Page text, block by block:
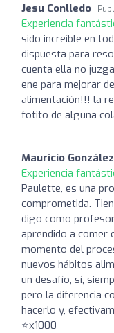
Jesu Conlledo
Experiencia
sido increíble en
dispuesta para
cuenta ella no
ene para mejorar
alimentación!!! la
fotito de alguna
Mauricio González
Experiencia
Paulette, es una
comprometida.
digo como
aprendido a comer
momento del
nuevos hábitos
un desafío, sí,
pero la diferencia
hacerlo y,
⭐x1000